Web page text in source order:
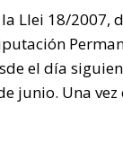
Llei 18/2007,
el día
junio. Una